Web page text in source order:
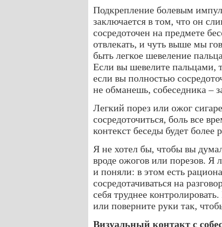
Подкрепление болевым
заключается в том, что он
сосредоточен на предмете
отвлекать, и чуть выше мы
быть легкое шевеление
Если вы шевелите пальцами,
если вы полностью
не обманешь, собеседника –
Легкий порез или ожог
сосредоточиться, боль все
контекст беседы будет
Я не хотел бы, чтобы вы
вроде ожогов или порезов. Я
и поняли: в этом есть
сосредотачиваться на
себя труднее
или поверните руки так,
Визуальный контакт с